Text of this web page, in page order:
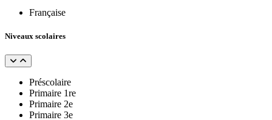
Française
Niveaux scolaires
Préscolaire
Primaire 1re
Primaire 2e
Primaire 3e